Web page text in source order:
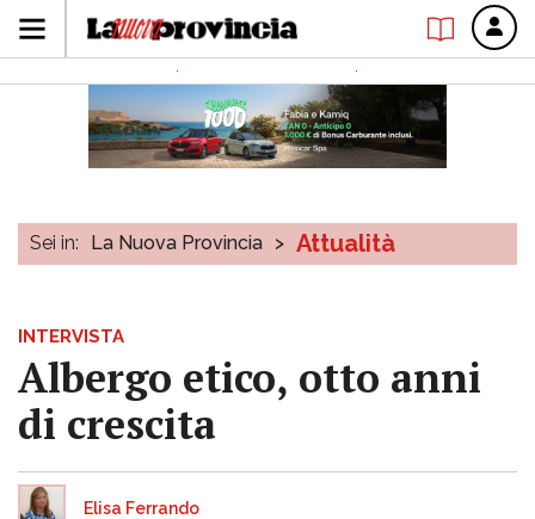
Sei in: La Nuova Provincia > Attualità
INTERVISTA
Albergo etico, otto anni
di crescita
Elisa Ferrando